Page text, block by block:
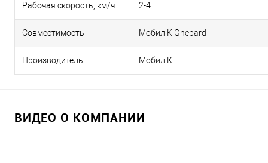
Рабочая скорость, км/ч 2-4
Совместимость Мобил К Ghepard
Производитель Мобил К
ВИДЕО О КОМПАНИИ